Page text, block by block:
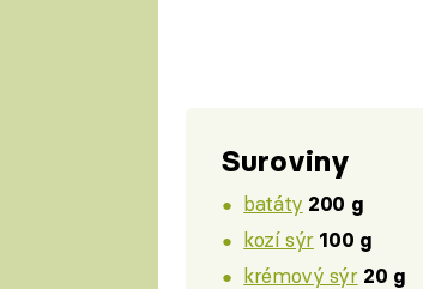
Suroviny
batáty 200 g
kozí sýr 100 g
krémový sýr 20 g